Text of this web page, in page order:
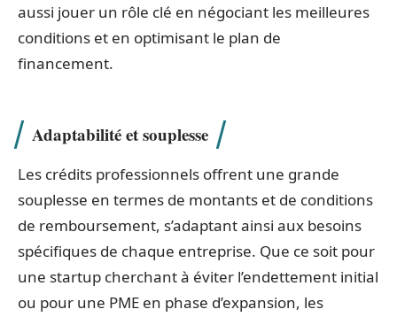
aussi jouer un rôle clé en négociant les meilleures
conditions et en optimisant le plan de
financement.
Adaptabilité et souplesse
Les crédits professionnels offrent une grande
souplesse en termes de montants et de conditions
de remboursement, s’adaptant ainsi aux besoins
spécifiques de chaque entreprise. Que ce soit pour
une startup cherchant à éviter l’endettement initial
ou pour une PME en phase d’expansion, les